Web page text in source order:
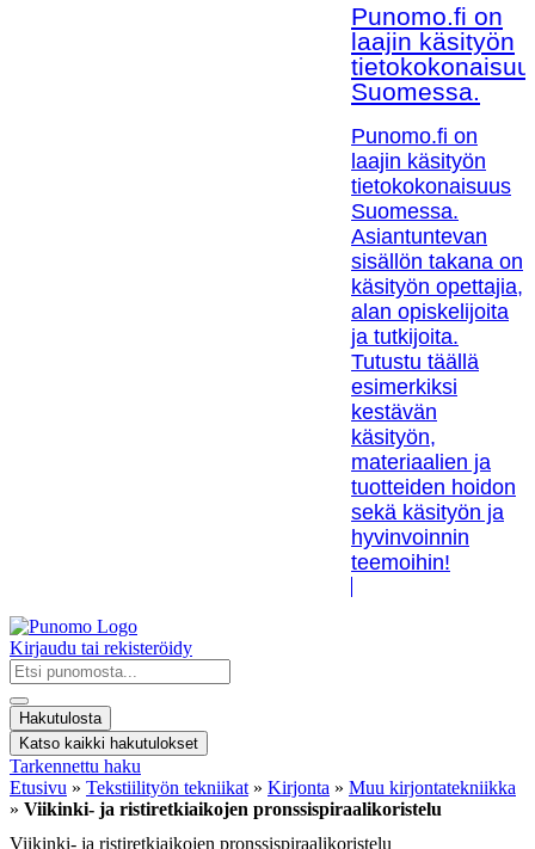
Punomo.fi on
laajin käsityön
Suomessa.
Punomo.fi on
laajin käsityön
tietokokonaisuus
Suomessa.
Asiantuntevan
sisällön takana on
käsityön opettajia,
alan opiskelijoita
ja tutkijoita.
Tutustu täällä
esimerkiksi
kestävän
käsityön,
materiaalien ja
tuotteiden hoidon
sekä käsityön ja
hyvinvoinnin
teemoihin!
Kirjaudu tai rekisteröidy
Search
...
Hakutulosta
Katso kaikki hakutulokset
Tarkennettu haku
Etusivu » Tekstiilityön tekniikat » Kirjonta » Muu kirjontatekniikka
» Viikinki- ja ristiretkiaikojen pronssispiraalikoristelu
Viikinki- ja ristiretkiaikojen pronssispiraalikoristelu